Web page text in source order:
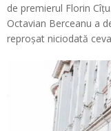
de premierul Florin
Octavian Berceanu a
reproșat niciodată